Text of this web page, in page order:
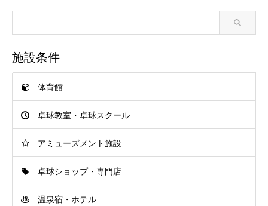
施設条件
体育館
卓球教室・卓球スクール
アミューズメント施設
卓球ショップ・専門店
温泉宿・ホテル